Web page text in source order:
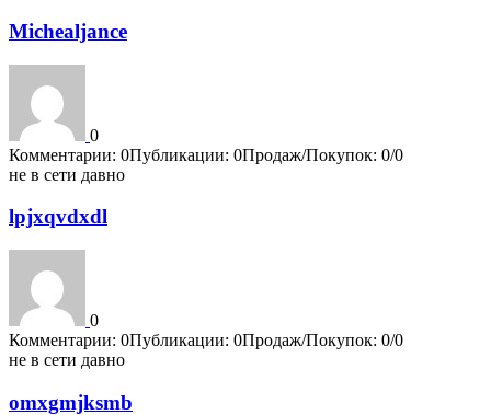
Michealjance
0
Комментарии: 0Публикации: 0Продаж/Покупок: 0/0
не в сети давно
lpjxqvdxdl
0
Комментарии: 0Публикации: 0Продаж/Покупок: 0/0
не в сети давно
omxgmjksmb